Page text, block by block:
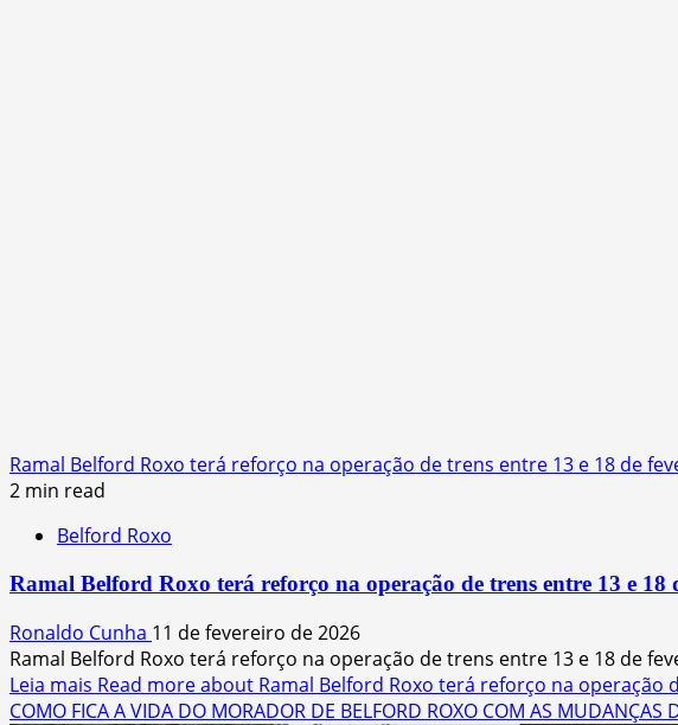
Ramal Belford Roxo terá reforço na operação de trens entre 13 e 18 de
2 min read
Belford Roxo
Ramal Belford Roxo terá reforço na operação de trens entre 13 e 18
Ronaldo Cunha 11 de fevereiro de 2026
Ramal Belford Roxo terá reforço na operação de trens entre 13 e 18 de
Leia mais Read more about Ramal Belford Roxo terá reforço na operação
COMO FICA A VIDA DO MORADOR DE BELFORD ROXO COM AS MUDANÇAS